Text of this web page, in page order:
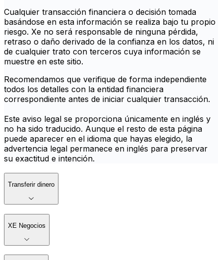
Cualquier transacción financiera o decisión tomada
basándose en esta información se realiza bajo tu propio
riesgo. Xe no será responsable de ninguna pérdida,
retraso o daño derivado de la confianza en los datos, ni
de cualquier trato con terceros cuya información se
muestre en este sitio.
Recomendamos que verifique de forma independiente
todos los detalles con la entidad financiera
correspondiente antes de iniciar cualquier transacción.
Este aviso legal se proporciona únicamente en inglés y
no ha sido traducido. Aunque el resto de esta página
puede aparecer en el idioma que hayas elegido, la
advertencia legal permanece en inglés para preservar
su exactitud e intención.
Transferir dinero
XE Negocios